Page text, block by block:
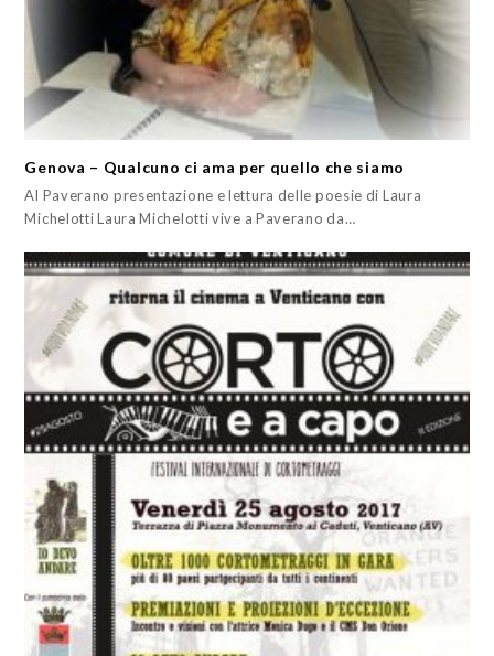
Genova – Qualcuno ci ama per quello che siamo
Al Paverano presentazione e lettura delle poesie di Laura
Michelotti Laura Michelotti vive a Paverano da…